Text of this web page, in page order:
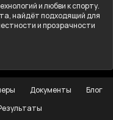
и любви к спорту.
найдёт подходящий для
и прозрачности
Документы
Блог